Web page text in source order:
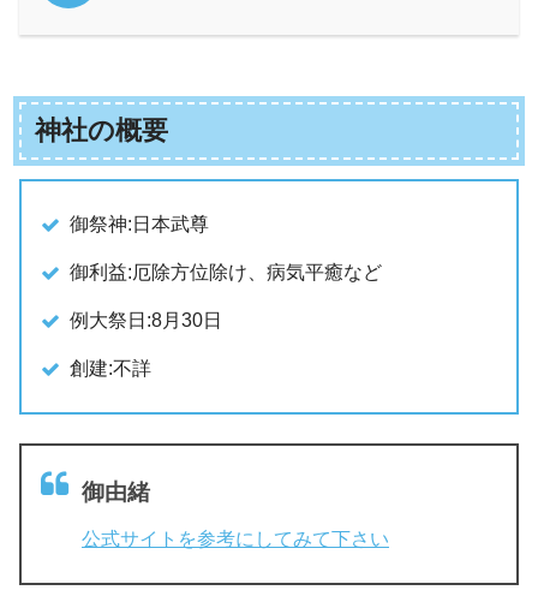
神社の概要
御祭神:日本武尊
御利益:厄除方位除け、病気平癒など
例大祭日:8月30日
創建:不詳
御由緒
公式サイトを参考にしてみて下さい